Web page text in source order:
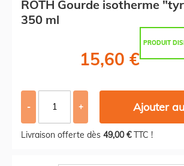
ROTH Gourde isotherme
350 ml
PRODUIT
15,60 €
- + Ajouter
Livraison offerte dès 49,00 €TTC !